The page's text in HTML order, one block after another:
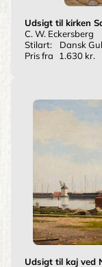
Udsigt til kirken
C. W. Eckersberg
Stilart:
Dansk
Pris fra
1.630 kr.
Udsigt til kaj ved